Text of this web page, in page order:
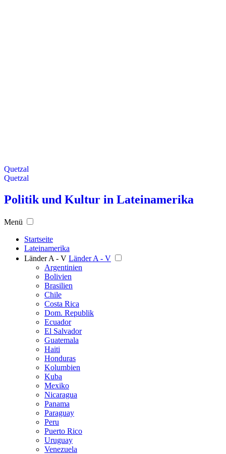
Quetzal
Quetzal
Politik und Kultur in Lateinamerika
Menü
Startseite
Lateinamerika
Länder A - V Länder A - V
Argentinien
Bolivien
Brasilien
Chile
Costa Rica
Dom. Republik
Ecuador
El Salvador
Guatemala
Haiti
Honduras
Kolumbien
Kuba
Mexiko
Nicaragua
Panama
Paraguay
Peru
Puerto Rico
Uruguay
Venezuela